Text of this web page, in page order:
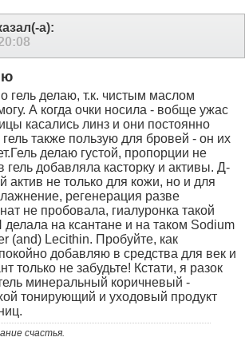
а):
гель делаю, т.к. чистым маслом
А когда очки носила - вобще ужас
касались линз и они постоянно
также пользую для бровей - он их
делаю густой, пропорции не
гель добавляла касторку и активы. Д-
актив не только для кожи, но и для
регенерация разве
не пробовала, гиалуронка такой
делала на ксантане и на таком Sodium
(and) Lecithin. Пробуйте, как
добавляю в средства для век и
только не забудьте! Кстати, я разок
минеральный коричневый -
тонирующий и уходовый продукт
счастья.